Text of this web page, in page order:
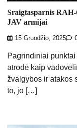
Sraigtasparnis
JAV armijai
15 Gruodžio, 2025
Pagrindiniai
atrodė kaip
žvalgybos ir atakos
to, jo […]